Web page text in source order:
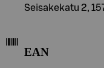
Seisakekatu 2,
EAN